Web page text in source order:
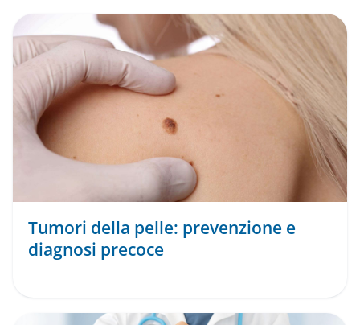
Tumori della pelle: prevenzione e
diagnosi precoce